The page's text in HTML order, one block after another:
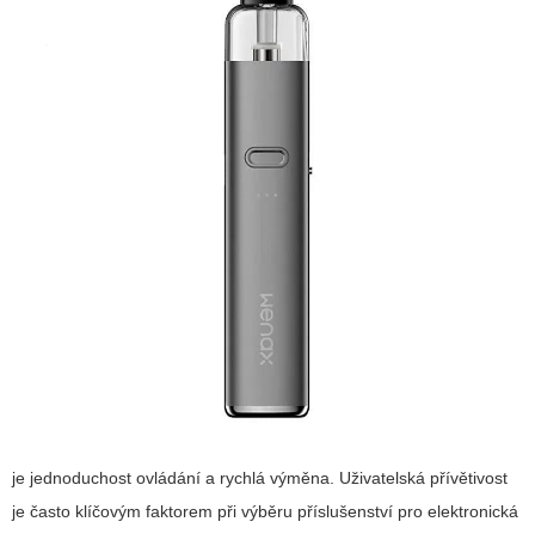
je jednoduchost ovládání a rychlá výměna. Uživatelská přívětivost
je často klíčovým faktorem při výběru příslušenství pro elektronická